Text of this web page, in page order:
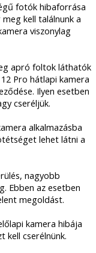
fotók hibaforrása
kell találnunk a
viszonylag
apró foltok láthatók
Pro hátlapi kamera
Ilyen esetben
cseréljük.
alkalmazásba
lehet látni a
nagyobb
Ebben az esetben
megoldást.
kamera hibája
kell cserélnünk.